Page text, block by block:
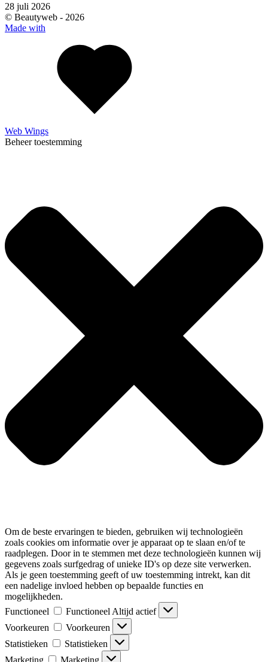
28 juli 2026
© Beautyweb - 2026
Made with
Web Wings
Beheer toestemming
Om de beste ervaringen te bieden, gebruiken wij technologieën
zoals cookies om informatie over je apparaat op te slaan en/of te
raadplegen. Door in te stemmen met deze technologieën kunnen wij
gegevens zoals surfgedrag of unieke ID's op deze site verwerken.
Als je geen toestemming geeft of uw toestemming intrekt, kan dit
een nadelige invloed hebben op bepaalde functies en
mogelijkheden.
Functioneel
Functioneel Altijd actief
Voorkeuren
Voorkeuren
Statistieken
Statistieken